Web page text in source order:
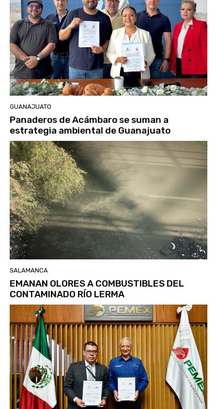
GUANAJUATO
Panaderos de Acámbaro se suman a
estrategia ambiental de Guanajuato
SALAMANCA
EMANAN OLORES A COMBUSTIBLES DEL
CONTAMINADO RÍO LERMA